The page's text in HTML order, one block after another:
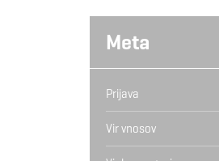
Meta
Prijava
Vir vnosov